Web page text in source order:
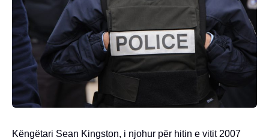
Këngëtari Sean Kingston, i njohur për hitin e vitit 2007